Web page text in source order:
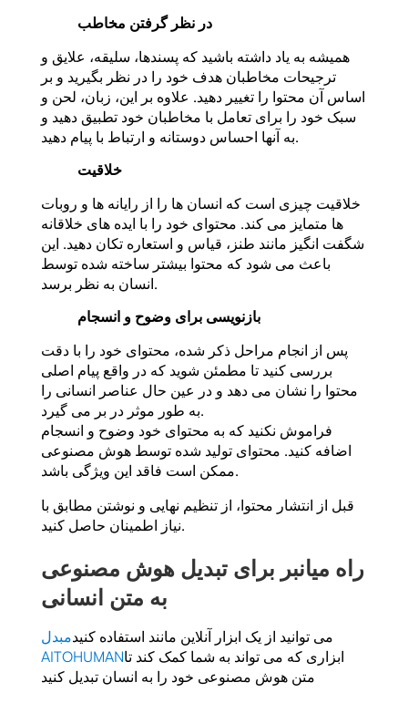
در نظر گرفتن مخاطب
همیشه به یاد داشته باشید که پسندها، سلیقه، علایق و
ترجیحات مخاطبان هدف خود را در نظر بگیرید و بر
اساس آن محتوا را تغییر دهید. علاوه بر این، زبان، لحن و
سبک خود را برای تعامل با مخاطبان خود تطبیق دهید و
به آنها احساس دوستانه و ارتباط با پیام دهید.
خلاقیت
خلاقیت چیزی است که انسان ها را از رایانه ها و روبات
ها متمایز می کند. محتوای خود را با ایده های خلاقانه
شگفت انگیز مانند طنز، قیاس و استعاره تکان دهید. این
باعث می شود که محتوا بیشتر ساخته شده توسط
انسان به نظر برسد.
بازنویسی برای وضوح و انسجام
پس از انجام مراحل ذکر شده، محتوای خود را با دقت
بررسی کنید تا مطمئن شوید که در واقع پیام اصلی
محتوا را نشان می دهد و در عین حال عناصر انسانی را
به طور موثر در بر می گیرد.
فراموش نکنید که به محتوای خود وضوح و انسجام
اضافه کنید. محتوای تولید شده توسط هوش مصنوعی
ممکن است فاقد این ویژگی باشد.
قبل از انتشار محتوا، از تنظیم نهایی و نوشتن مطابق با
نیاز اطمینان حاصل کنید.
راه میانبر برای تبدیل هوش مصنوعی
به متن انسانی
می توانید از یک ابزار آنلاین مانند استفاده کنیدمبدل
AITOHUMANابزاری که می تواند به شما کمک کند تا
متن هوش مصنوعی خود را به انسان تبدیل کنید